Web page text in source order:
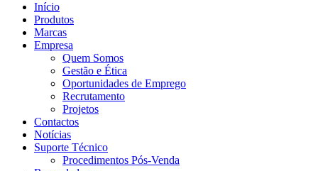
Início
Produtos
Marcas
Empresa
Quem Somos
Gestão e Ética
Oportunidades de Emprego
Recrutamento
Projetos
Contactos
Notícias
Suporte Técnico
Procedimentos Pós-Venda